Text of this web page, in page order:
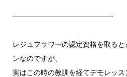
——————————————-
レジュフラワーの認定資格を取る
ンなのですが、
実はこの時の教訓を経てデモレッ